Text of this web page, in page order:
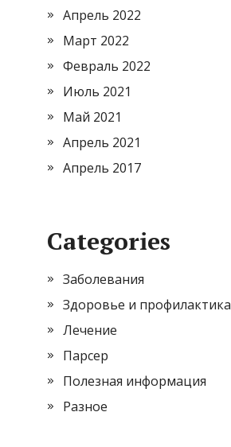
Апрель 2022
Март 2022
Февраль 2022
Июль 2021
Май 2021
Апрель 2021
Апрель 2017
Categories
Заболевания
Здоровье и профилактика
Лечение
Парсер
Полезная информация
Разное